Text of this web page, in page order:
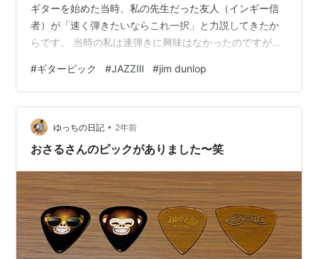
ギターを始めた当時、私の先生だった友人（インギー信
者）が「速く弾きたいならこれ一択」と力説してきたか
らです。 当時の私は速弾きに興味はなかったのですが、
を選択し、それ以来他のピックのことは一切考えません
でした。 「速弾きにおいて最高のピックJAZZⅢを使って
いるのだから、他のピックなど評価する必要がない」と
何の疑いも持たなかったのです（別に速弾きできないで
すけどね）。 しかしながら、これが大きな間違いであっ
#ギターピック #JAZZⅢ #jim dunlop
ゆっちの日記 • 2年前
おさるさんのピックがありました〜笑